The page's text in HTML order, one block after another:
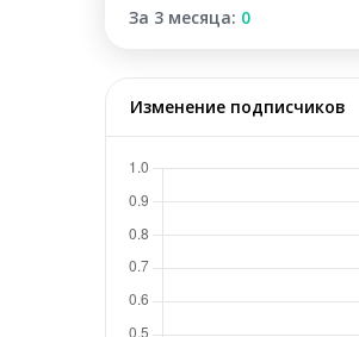
За 3 месяца: 0
Изменение подписчиков